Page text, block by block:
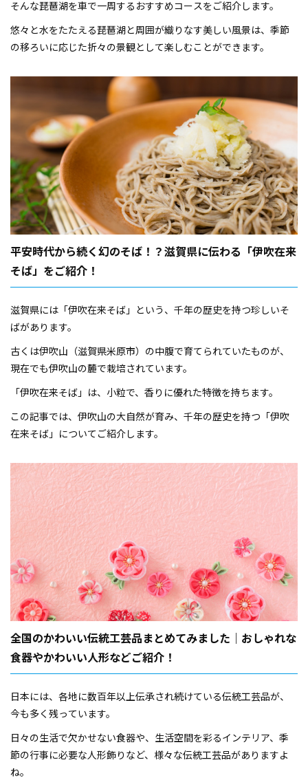
そんな琵琶湖を車で一周するおすすめコースをご紹介します。
悠々と水をたたえる琵琶湖と周囲が織りなす美しい風景は、季節
の移ろいに応じた折々の景観として楽しむことができます。
平安時代から続く幻のそば！？滋賀県に伝わる「伊吹在来
そば」をご紹介！
滋賀県には「伊吹在来そば」という、千年の歴史を持つ珍しいそ
ばがあります。
古くは伊吹山（滋賀県米原市）の中腹で育てられていたものが、
現在でも伊吹山の麓で栽培されています。
「伊吹在来そば」は、小粒で、香りに優れた特徴を持ちます。
この記事では、伊吹山の大自然が育み、千年の歴史を持つ「伊吹
在来そば」についてご紹介します。
全国のかわいい伝統工芸品まとめてみました｜おしゃれな
食器やかわいい人形などご紹介！
日本には、各地に数百年以上伝承され続けている伝統工芸品が、
今も多く残っています。
日々の生活で欠かせない食器や、生活空間を彩るインテリア、季
節の行事に必要な人形飾りなど、様々な伝統工芸品がありますよ
ね。